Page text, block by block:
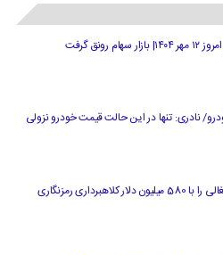
گرفت
نادری: تنها در این حالت قیمت خودرو نزولی
مقامات تایلندی ملی پرتغالی را با 580 میلیون دلار کلاهبرداری رمزنگاری